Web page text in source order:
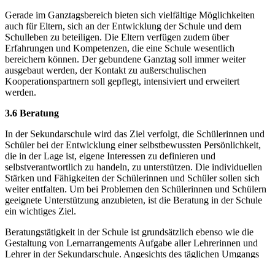
Gerade im Ganztagsbereich bieten sich vielfältige Möglichkeiten
auch für Eltern, sich an der Entwicklung der Schule und dem
Schulleben zu beteiligen. Die Eltern verfügen zudem über
Erfahrungen und Kompetenzen, die eine Schule wesentlich
bereichern können. Der gebundene Ganztag soll immer weiter
ausgebaut werden, der Kontakt zu außerschulischen
Kooperationspartnern soll gepflegt, intensiviert und erweitert
werden.
3.6 Beratung
In der Sekundarschule wird das Ziel verfolgt, die Schülerinnen und
Schüler bei der Entwicklung einer selbstbewussten Persönlichkeit,
die in der Lage ist, eigene Interessen zu definieren und
selbstverantwortlich zu handeln, zu unterstützen. Die individuellen
Stärken und Fähigkeiten der Schülerinnen und Schüler sollen sich
weiter entfalten. Um bei Problemen den Schülerinnen und Schülern
geeignete Unterstützung anzubieten, ist die Beratung in der Schule
ein wichtiges Ziel.
Beratungstätigkeit in der Schule ist grundsätzlich ebenso wie die
Gestaltung von Lernarrangements Aufgabe aller Lehrerinnen und
Lehrer in der Sekundarschule. Angesichts des täglichen Umgangs